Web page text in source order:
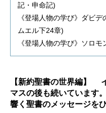
記・申命記)
《登場人物の学び》ダビ
ムエル下24章)
《登場人物の学び》ソロ
【新約聖書の世界編】
マスの後も続いています
響く聖書のメッセージを